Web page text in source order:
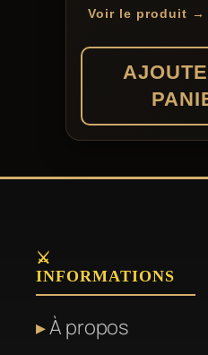
Voir le produit →
⚔️
INFORMATIONS
À propos